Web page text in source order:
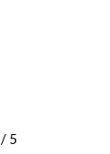
/ 5